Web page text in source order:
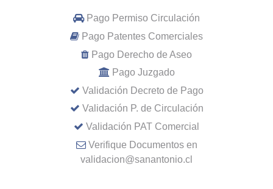
Pago Permiso Circulación
Pago Patentes Comerciales
Pago Derecho de Aseo
Pago Juzgado
Validación Decreto de Pago
Validación P. de Circulación
Validación PAT Comercial
Verifique Documentos en
validacion@sanantonio.cl